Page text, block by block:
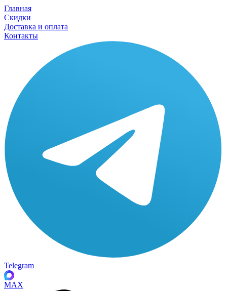
Главная
Скидки
Доставка и оплата
Контакты
Telegram
MAX